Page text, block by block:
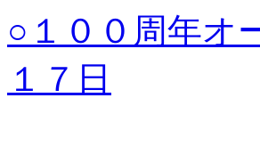
○１００周年オ
１７日